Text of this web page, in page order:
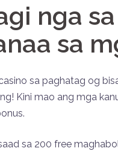
nga
sa
sa paghatag og
Kini mao ang mga
sa 200 free